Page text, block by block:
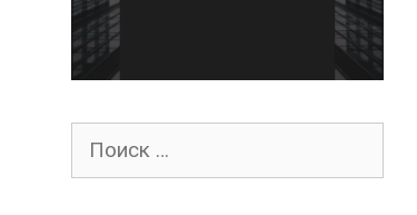
Поиск